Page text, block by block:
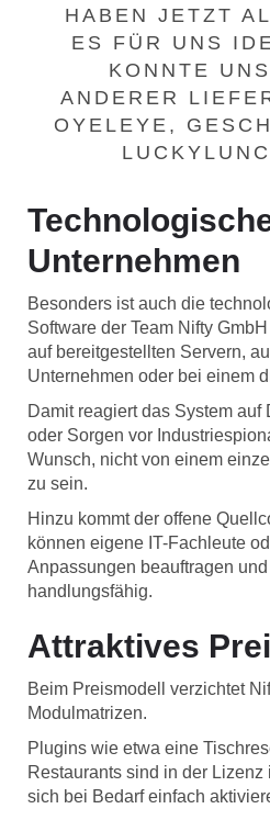
HABEN JETZT
ES FÜR UNS
KONNTE
ANDERER
OYELEYE,
Unternehmen
Besonders ist auch die
Software der Team Nifty
auf bereitgestellten Servern,
Unternehmen oder bei einem
Damit reagiert das System auf
oder Sorgen vor
Wunsch, nicht von einem
zu sein.
Hinzu kommt der offene
können eigene IT-Fachleute
Anpassungen beauftragen
handlungsfähig.
Attraktives
Beim Preismodell verzichtet
Modulmatrizen.
Plugins wie etwa eine
Restaurants sind in der
sich bei Bedarf einfach